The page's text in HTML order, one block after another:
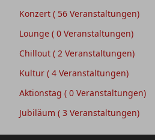
Konzert ( 56 Veranstaltungen)
Lounge ( 0 Veranstaltungen)
Chillout ( 2 Veranstaltungen)
Kultur ( 4 Veranstaltungen)
Aktionstag ( 0 Veranstaltungen)
Jubiläum ( 3 Veranstaltungen)